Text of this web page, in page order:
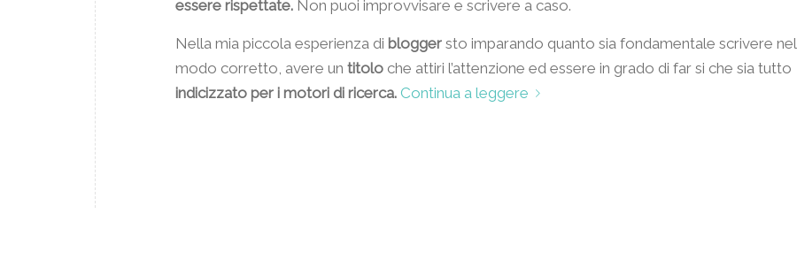
essere rispettate. Non puoi improvvisare e scrivere a caso.
Nella mia piccola esperienza di blogger sto imparando quanto sia fondamentale scrivere nel
modo corretto, avere un titolo che attiri l’attenzione ed essere in grado di far si che sia tutto
indicizzato per i motori di ricerca. Continua a leggere